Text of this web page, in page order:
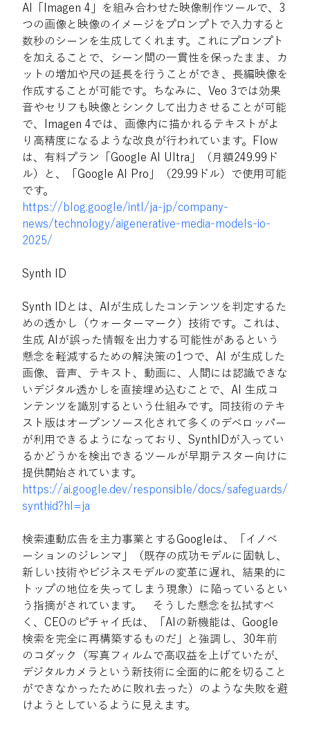
AI「Imagen 4」を組み合わせた映像制作ツールで、3
つの画像と映像のイメージをプロンプトで入力すると
数秒のシーンを生成してくれます。これにプロンプト
を加えることで、シーン間の一貫性を保ったまま、カ
ットの増加や尺の延長を行うことができ、長編映像を
作成することが可能です。ちなみに、Veo 3では効果
音やセリフも映像とシンクして出力させることが可能
で、Imagen 4では、画像内に描かれるテキストがよ
り高精度になるような改良が行われています。Flow
は、有料プラン「Google AI Ultra」（月額249.99ド
ル）と、「Google AI Pro」（29.99ドル）で使用可能
です。
https://blog.google/intl/ja-jp/company-
news/technology/aigenerative-media-models-io-
2025/
Synth ID
Synth IDとは、AIが生成したコンテンツを判定するた
めの透かし（ウォーターマーク）技術です。これは、
生成 AIが誤った情報を出力する可能性があるという
懸念を軽減するための解決策の1つで、AI が生成した
画像、音声、テキスト、動画に、人間には認識できな
いデジタル透かしを直接埋め込むことで、AI 生成コ
ンテンツを識別するという仕組みです。同技術のテキ
スト版はオープンソース化されて多くのデベロッパー
が利用できるようになっており、SynthIDが入ってい
るかどうかを検出できるツールが早期テスター向けに
提供開始されています。
https://ai.google.dev/responsible/docs/safeguards/
synthid?hl=ja
検索連動広告を主力事業とするGoogleは、「イノベ
ーションのジレンマ」（既存の成功モデルに固執し、
新しい技術やビジネスモデルの変革に遅れ、結果的に
トップの地位を失ってしまう現象）に陥っているとい
う指摘がされています。　そうした懸念を払拭すべ
く、CEOのピチャイ氏は、「AIの新機能は、Google
検索を完全に再構築するものだ」と強調し、30年前
のコダック（写真フィルムで高収益を上げていたが、
デジタルカメラという新技術に全面的に舵を切ること
ができなかったために敗れ去った）のような失敗を避
けようとしているように見えます。